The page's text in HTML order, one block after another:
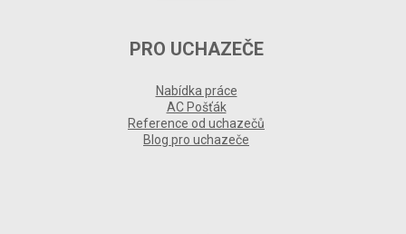
PRO UCHAZEČE
Nabídka práce
AC Pošťák
Reference od uchazečů
Blog pro uchazeče